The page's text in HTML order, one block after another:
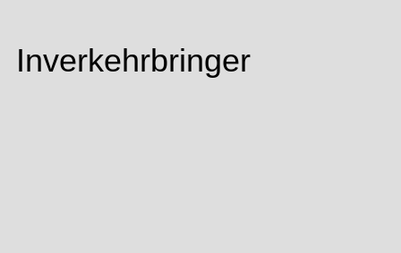
Inverkehrbringer